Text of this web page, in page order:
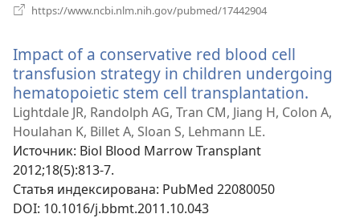
https://www.ncbi.nlm.nih.gov/pubmed/17442904
окне)
Impact of a conservative red blood cell
transfusion strategy in children undergoing
hematopoietic stem cell transplantation.
в
Lightdale JR, Randolph AG, Tran CM, Jiang H, Colon A,
Houlahan K, Billet A, Sloan S, Lehmann LE.
Источник‎: Biol Blood Marrow Transplant
2012;18(5):813-7.
Статья индексирована‎: PubMed 22080050
DOI‎: 10.1016/j.bbmt.2011.10.043